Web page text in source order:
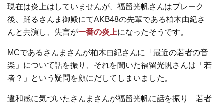
現在は炎上はしていませんが、福留光帆さんはブレーク
後、踊るさんま御殿にてAKB48の先輩である柏木由紀さ
んと共演し、失言が一番の炎上になったそうです。
MCであるさんまさんが柏木由紀さんに「最近の若者の音
楽」について話を振り、それを聞いた福留光帆さんは「若
者？」という疑問を顔にだしてしまいました。
違和感に気づいたさんまさんが福留光帆に話を振り「若者